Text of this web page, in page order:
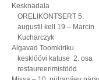
Kesknädala
ORELIKONTSERT 5.
augustil kell 19 – Marcin
Kucharczyk
Algavad Toomkiriku
kesklöövi katuse 2. osa
restaureerimistööd